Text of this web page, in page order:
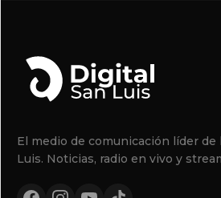
El medio de comunicación líder de
Luis. Noticias, radio en vivo y